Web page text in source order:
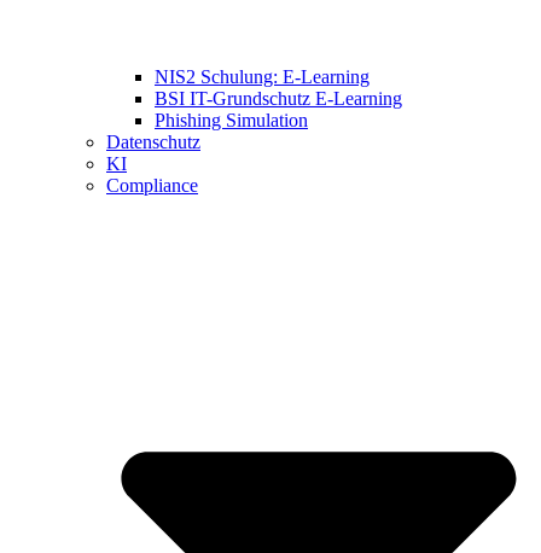
NIS2 Schulung: E-Learning
BSI IT-Grundschutz E-Learning
Phishing Simulation
Datenschutz
KI
Compliance